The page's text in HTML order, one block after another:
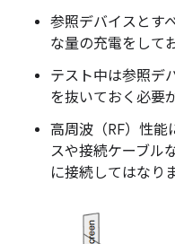
参照デバイスとす
な量の充電をして
テスト中は参照デ
を抜いておく必要
高周波（RF）性能
スや接続ケーブル
に接続してはなり